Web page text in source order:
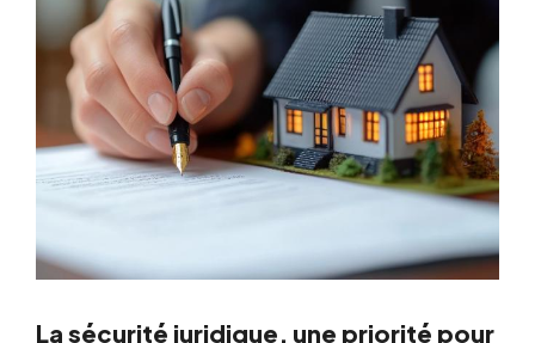
La sécurité juridique, une priorité pour